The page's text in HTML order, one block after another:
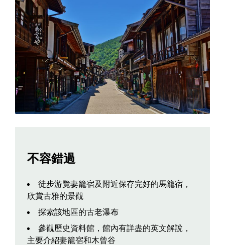
不容錯過
徒步游覽妻籠宿及附近保存完好的馬籠宿，
欣賞古雅的景觀
探索該地區的古老瀑布
參觀歷史資料館，館內有詳盡的英文解說，
主要介紹妻籠宿和木曾谷